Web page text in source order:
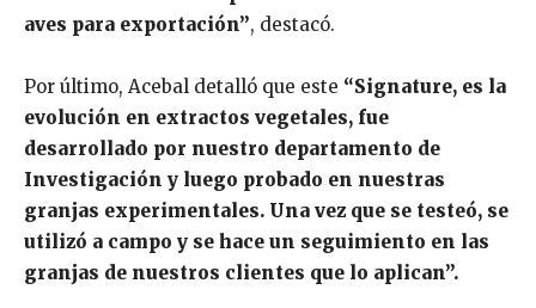
aves para exportación”, destacó.
Por último, Acebal detalló que este “Signature, es la
evolución en extractos vegetales, fue
desarrollado por nuestro departamento de
Investigación y luego probado en nuestras
granjas experimentales. Una vez que se testeó, se
utilizó a campo y se hace un seguimiento en las
granjas de nuestros clientes que lo aplican”.